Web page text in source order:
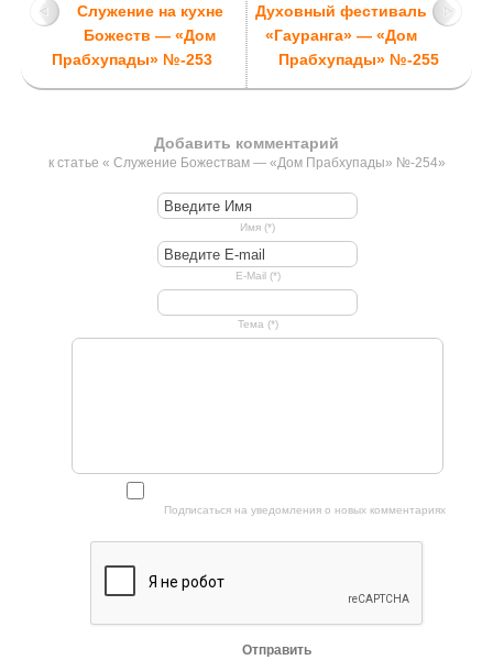
Служение на кухне
Божеств — «Дом
Прабхупады» №-253
Духовный фестиваль
«Гауранга» — «Дом
Прабхупады» №-255
Добавить комментарий
к статье « Служение Божествам — «Дом Прабхупады» №-254»
Имя (*)
E-Mail (*)
Тема (*)
Подписаться на уведомления о новых комментариях
Отправить